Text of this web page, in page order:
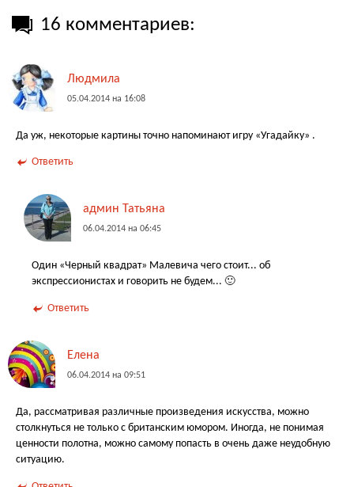
16 комментариев:
Людмила
05.04.2014 на 16:08
Да уж, некоторые картины точно напоминают игру «Угадайку» .
Ответить
админ Татьяна
06.04.2014 на 06:45
Один «Черный квадрат» Малевича чего стоит... об
экспрессионистах и говорить не будем... 🙂
Ответить
Елена
06.04.2014 на 09:51
Да, рассматривая различные произведения искусства, можно
столкнуться не только с британским юмором. Иногда, не понимая
ценности полотна, можно самому попасть в очень даже неудобную
ситуацию.